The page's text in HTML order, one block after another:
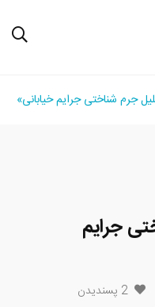
جرم ‌شناختی جرایم خیابانی»
جرایم
2 پسندیدن